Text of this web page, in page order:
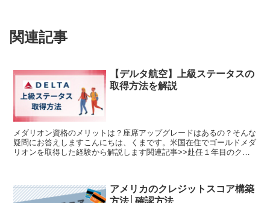
関連記事
【デルタ航空】上級ステータスの
取得方法を解説
メダリオン資格のメリットは？座席アップグレードはあるの？そんな
疑問にお答えしますこんにちは、くまです。米国在住でゴールドメダ
リオンを取得した経験から解説します関連記事>>赴任１年目のクレ
アメリカのクレジットスコア構築
方法│確認方法